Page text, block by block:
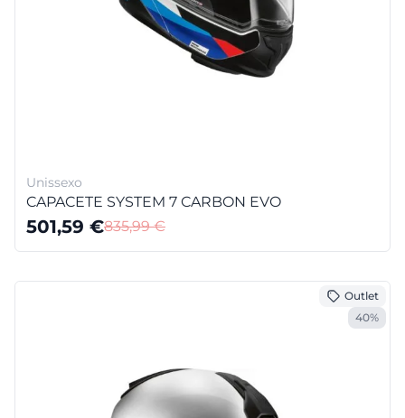
Unissexo
CAPACETE SYSTEM 7 CARBON EVO
501,59 €835,99€
Outlet
40%